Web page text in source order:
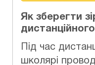
Як зберегти
Під час
школярі